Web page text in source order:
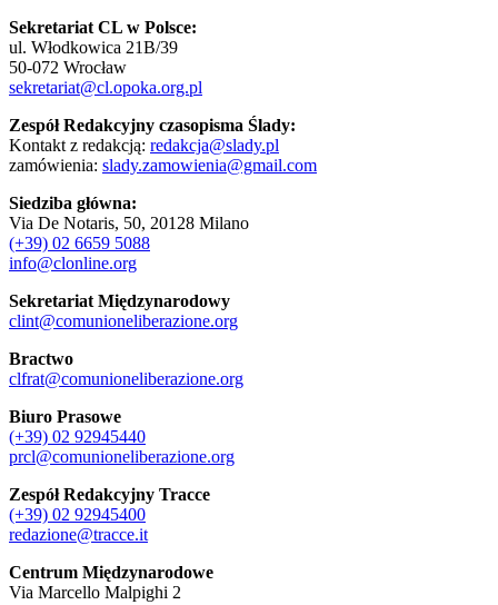
Sekretariat CL w Polsce:
ul. Włodkowica 21B/39
50-072 Wrocław
sekretariat@cl.opoka.org.pl
Zespół Redakcyjny czasopisma Ślady:
Kontakt z redakcją: redakcja@slady.pl
zamówienia: slady.zamowienia@gmail.com
Siedziba główna:
Via De Notaris, 50, 20128 Milano
(+39) 02 6659 5088
info@clonline.org
Sekretariat Międzynarodowy
clint@comunioneliberazione.org
Bractwo
clfrat@comunioneliberazione.org
Biuro Prasowe
(+39) 02 92945440
prcl@comunioneliberazione.org
Zespół Redakcyjny Tracce
(+39) 02 92945400
redazione@tracce.it
Centrum Międzynarodowe
Via Marcello Malpighi 2